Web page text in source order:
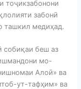
тоҷикзабонони
забонӣ
ташкил медиҳад.
собиқаи беш аз
мо-
Алоӣ» ва
ут-тафҳим» ва